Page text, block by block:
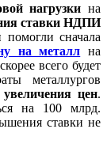
нагрузки на
ставки НДПИ
помогли сначала
на металл на
всего будет
металлургов
цен.
на 100 млрд.
ставки не